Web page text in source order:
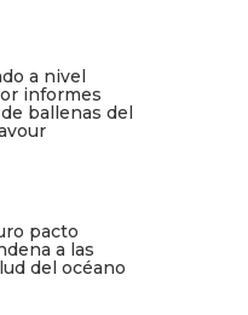
a nivel
informes
ballenas del
pacto
a las
del océano